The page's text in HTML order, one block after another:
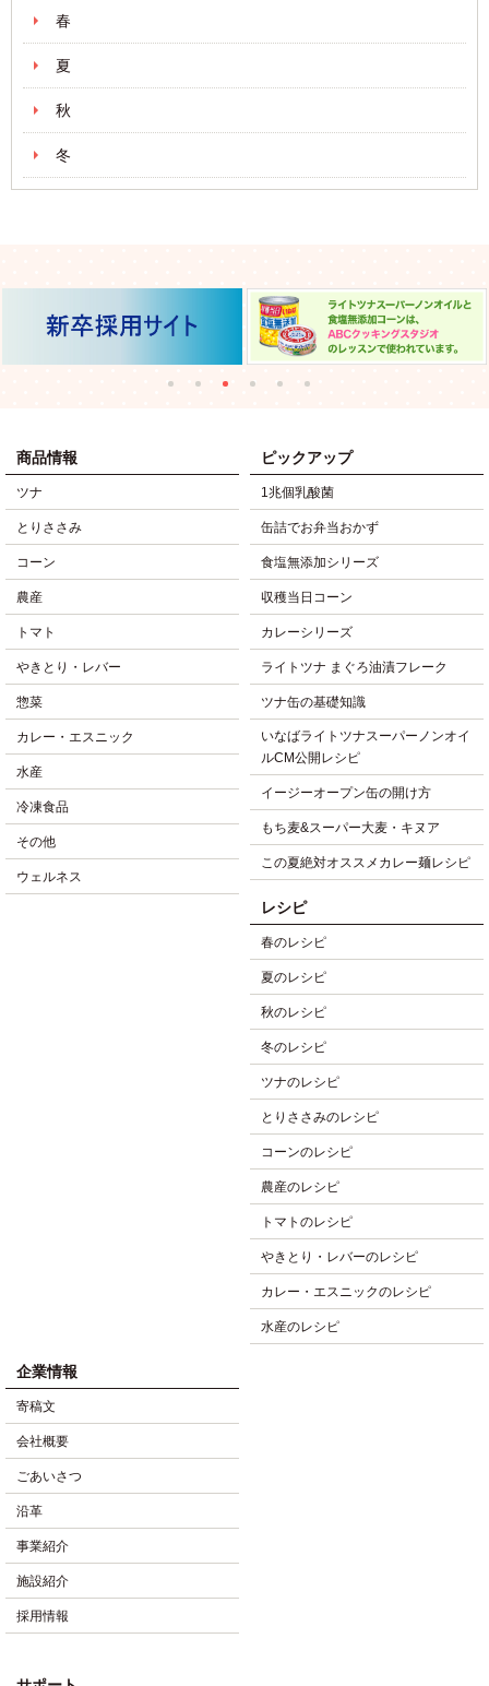
春
夏
秋
冬
商品情報
ツナ
とりささみ
コーン
農産
トマト
やきとり・レバー
惣菜
カレー・エスニック
水産
冷凍食品
その他
ウェルネス
ピックアップ
1兆個乳酸菌
缶詰でお弁当おかず
食塩無添加シリーズ
収穫当日コーン
カレーシリーズ
ライトツナ まぐろ油漬フレーク
ツナ缶の基礎知識
いなばライトツナスーパーノンオイ
ルCM公開レシピ
イージーオープン缶の開け方
もち麦&スーパー大麦・キヌア
この夏絶対オススメカレー麺レシピ
レシピ
春のレシピ
夏のレシピ
秋のレシピ
冬のレシピ
ツナのレシピ
とりささみのレシピ
コーンのレシピ
農産のレシピ
トマトのレシピ
やきとり・レバーのレシピ
カレー・エスニックのレシピ
水産のレシピ
企業情報
寄稿文
会社概要
ごあいさつ
沿革
事業紹介
施設紹介
採用情報